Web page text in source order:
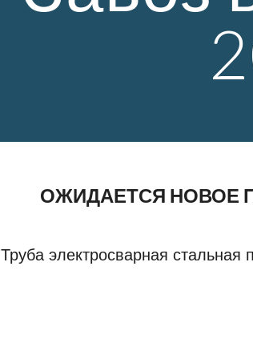
ОЖИДАЕТСЯ НОВОЕ
Труба электросварная стальная